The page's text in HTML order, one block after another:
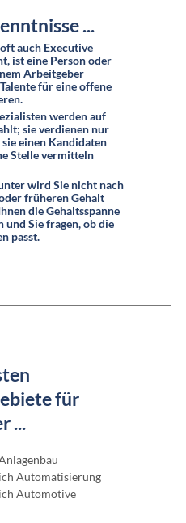
...
auch Executive
ist eine Person oder
Arbeitgeber
für eine offene
werden auf
sie verdienen nur
einen Kandidaten
Stelle vermitteln
wird Sie nicht nach
früheren Gehalt
die Gehaltsspanne
und Sie fragen, ob die
passt.
für
...
Automatisierung
Automotive